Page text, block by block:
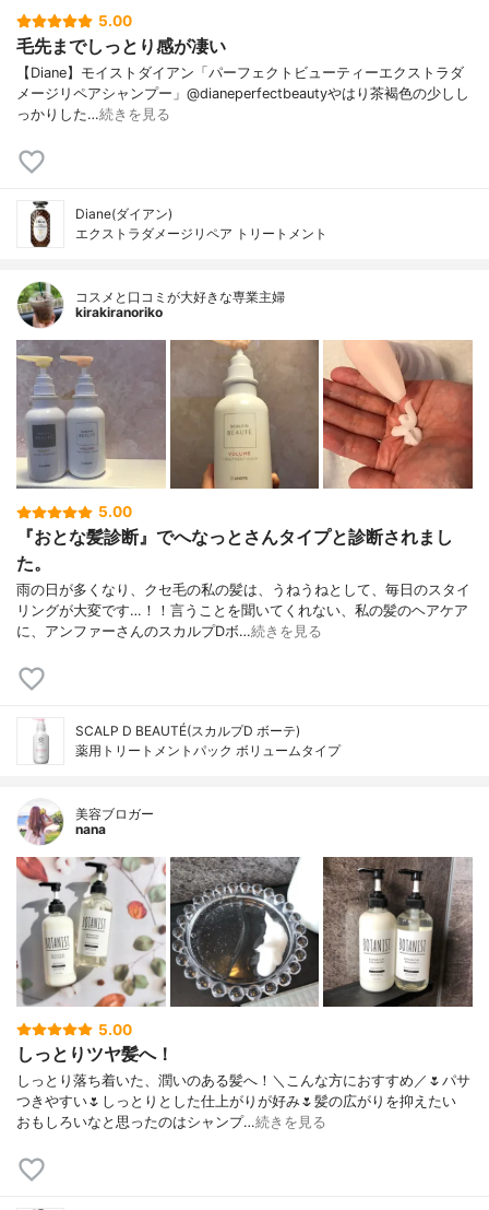
5.00
毛先までしっとり感が凄い
【Diane】モイストダイアン「パーフェクトビューティーエクストラダ
メージリペアシャンプー」@dianeperfectbeautyやはり茶褐色の少しし
っかりした…続きを見る
Diane(ダイアン)
エクストラダメージリペア トリートメント
コスメと口コミが大好きな専業主婦
kirakiranoriko
5.00
『おとな髪診断』でへなっとさんタイプと診断されまし
た。
雨の日が多くなり、クセ毛の私の髪は、うねうねとして、毎日のスタイ
リングが大変です…！！言うことを聞いてくれない、私の髪のヘアケア
に、アンファーさんのスカルプDボ…続きを見る
SCALP D BEAUTÉ(スカルプD ボーテ)
薬用トリートメントパック ボリュームタイプ
美容ブロガー
nana
5.00
しっとりツヤ髪へ！
しっとり落ち着いた、潤いのある髪へ！＼こんな方におすすめ／🌷パサ
つきやすい🌷しっとりとした仕上がりが好み🌷髪の広がりを抑えたい
おもしろいなと思ったのはシャンプ…続きを見る